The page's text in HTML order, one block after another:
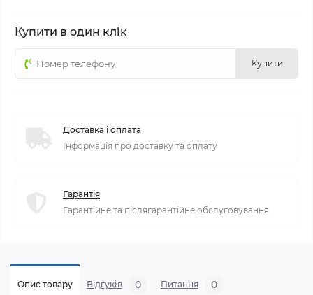
Купити в один клік
Купити
Доставка і оплата
Інформація про доставку та оплату
Гарантія
Гарантійне та післягарантійне обслуговування
Опис товару Відгуків 0 Питання 0